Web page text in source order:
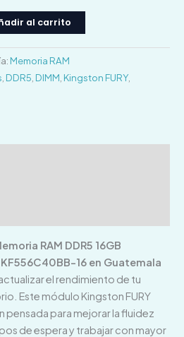
al carrito
Memoria RAM
DDR5 DIMM Kingston FURY
RAM DDR5 16GB
16 en Guatemala
el rendimiento de tu
Este módulo Kingston FURY
para mejorar la fluidez
de espera y trabajar con mayor